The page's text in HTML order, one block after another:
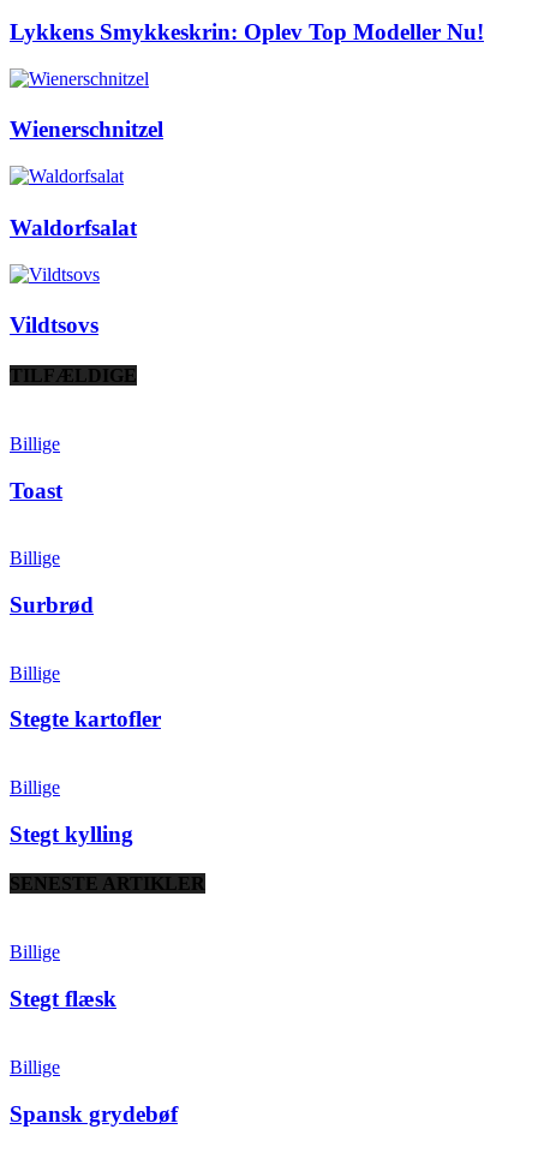
Lykkens Smykkeskrin: Oplev Top Modeller Nu!
Wienerschnitzel
Waldorfsalat
Vildtsovs
TILFÆLDIGE
Billige
Toast
Billige
Surbrød
Billige
Stegte kartofler
Billige
Stegt kylling
SENESTE ARTIKLER
Billige
Stegt flæsk
Billige
Spansk grydebøf